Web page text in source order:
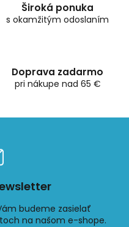
Široká ponuka
s okamžitým odoslaním
Doprava zadarmo
pri nákupe nad 65 €
budeme zasielať
na našom e-shope.